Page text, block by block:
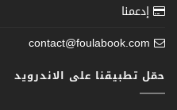
إدعمنا
contact@foulabook.com
حمّل تطبيقنا على الاندرويد